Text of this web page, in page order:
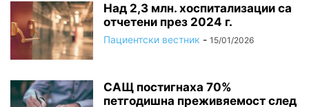
Над 2,3 млн. хоспитализации са
отчетени през 2024 г.
Пациентски вестник - 15/01/2026
САЩ постигнаха 70%
петгодишна преживяемост след